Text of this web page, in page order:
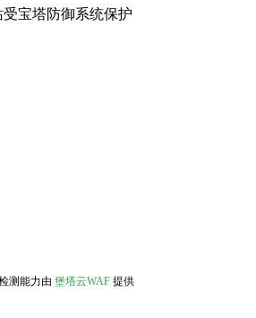
受宝塔防御系统保护
测能力由 堡塔云WAF 提供